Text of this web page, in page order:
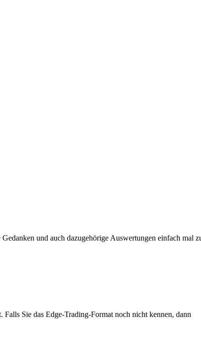
und auch dazugehörige Auswertungen einfach mal
Sie das Edge-Trading-Format noch nicht kennen, dann